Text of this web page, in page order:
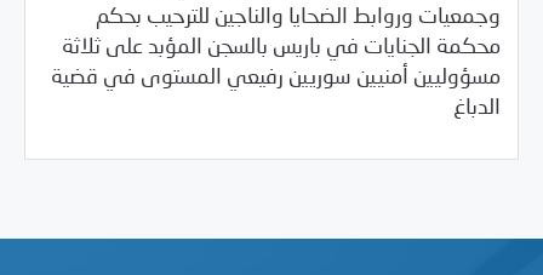
وجمعيات وروابط الضحايا والناجين للترحيب بحكم
محكمة الجنايات في باريس بالسجن المؤبد على ثلاثة
مسؤوليين أمنيين سوريين رفيعي المستوى في قضية
الدباغ
06/04/2024
2024
/
Uncategorized
/بيانات المركز